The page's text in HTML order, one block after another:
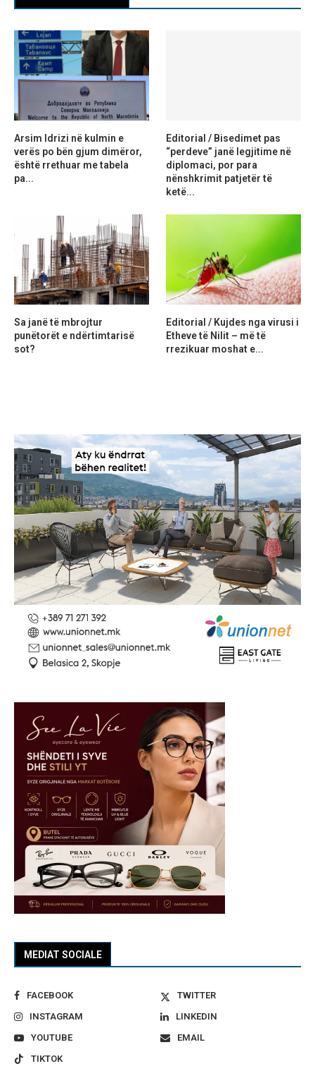
MEDIAT SOCIALE
FACEBOOK
TWITTER
INSTAGRAM
LINKEDIN
YOUTUBE
EMAIL
TIKTOK
Arsim Idrizi në kulmin e
verës po bën gjum dimëror,
është rrethuar me tabela
pa...
Editorial / Bisedimet pas
“perdeve” janë legjitime në
diplomaci, por para
nënshkrimit patjetër të
ketë...
Sa janë të mbrojtur
punëtorët e ndërtimtarisë
sot?
Editorial / Kujdes nga virusi i
Etheve të Nilit – më të
rrezikuar moshat e...